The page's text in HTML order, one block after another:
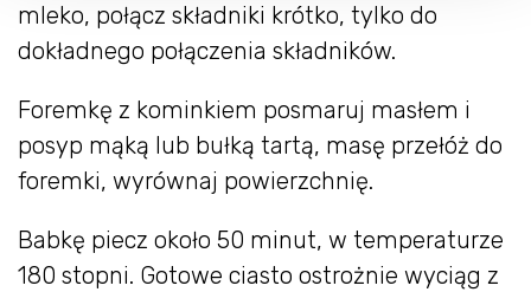
mleko, połącz składniki krótko, tylko do
dokładnego połączenia składników.
Foremkę z kominkiem posmaruj masłem i
posyp mąką lub bułką tartą, masę przełóż do
foremki, wyrównaj powierzchnię.
Babkę piecz około 50 minut, w temperaturze
180 stopni. Gotowe ciasto ostrożnie wyciąg z